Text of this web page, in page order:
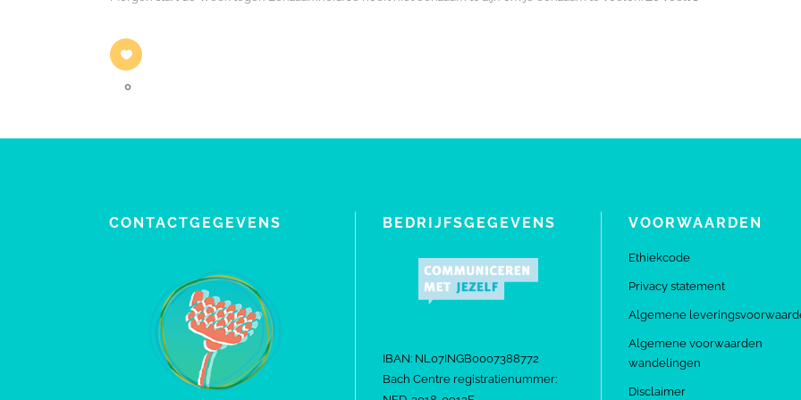
0
CONTACTGEGEVENS BEDRIJFSGEGEVENS
IBAN: NL07INGB0007388772
Bach Centre registratienummer:
VOORWAARDEN
Ethiekcode
Privacy statement
Algemene
Algemene voorwaarden
wandelingen
Disclaimer